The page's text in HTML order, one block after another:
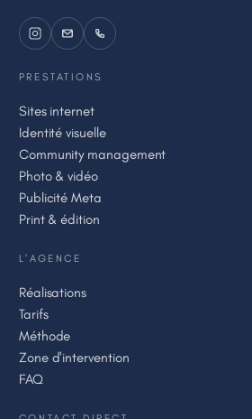
PRESTATIONS
Sites internet
Identité visuelle
Community management
Photo & vidéo
Publicité Meta
Print & édition
L'AGENCE
Réalisations
Tarifs
Méthode
Zone d'intervention
FAQ